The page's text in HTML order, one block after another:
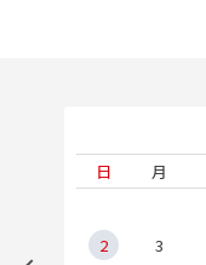
日
月
2
3